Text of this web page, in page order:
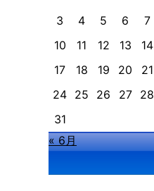
3
4 5 6 7
10
11 12 13 14
17
18 19 20 21
24 25 26 27 28
31
« 6月